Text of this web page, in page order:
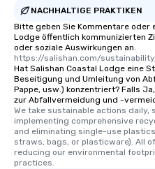
NACHHALTIGE PRAKTIKEN
Bitte geben Sie Kommentare oder
Lodge öffentlich kommunizierten
oder soziale Auswirkungen an.
https://salishan.com/
Hat Salishan Coastal Lodge eine
Beseitigung und Umleitung von
Pappe, usw.) konzentriert? Falls
zur Abfallvermeidung und -
We take sustainable actions daily,
implementing comprehensive
and eliminating single-use
straws, bags, or plasticware). All
reducing our environmental
practices.